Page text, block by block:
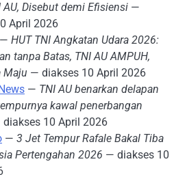
AU, Disebut demi Efisiensi —
April 2026
— HUT TNI Angkatan Udara 2026:
tanpa Batas, TNI AU AMPUH,
Maju — diakses 10 April 2026
— TNI AU benarkan delapan
kawal penerbangan
10 April 2026
— 3 Jet Tempur Rafale Bakal Tiba
Pertengahan 2026 — diakses 10